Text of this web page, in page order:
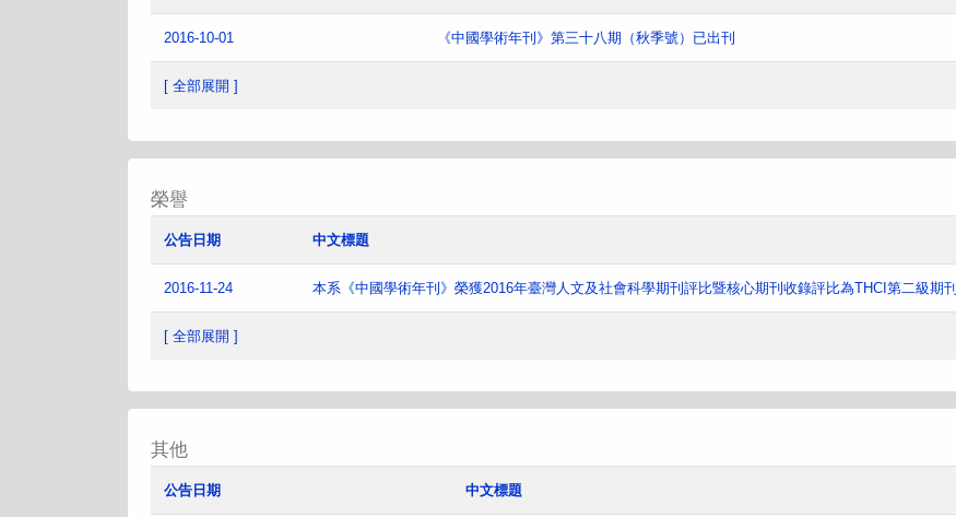
2016-10-01 《中國學術年刊》第三十八期（秋季號）已出刊
[ 全部展開 ]
榮譽
公告日期 中文標題
2016-11-24 本系《中國學術年刊》榮獲2016年臺灣人文及社會科學期刊評比暨核心期刊收錄評比為THCI第二級期刊
[ 全部展開 ]
其他
公告日期 中文標題